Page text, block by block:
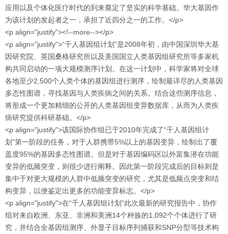
应用以及个体化医疗时代的到来奠定了坚实的科学基础。华大基因作
为该计划的发起者之一，承担了近四分之一的工作。</p>
<p align="justify"><!--more--></p>
<p align="justify">“千人基因组计划”是2008年初，由中国深圳华大基
因研究院、英国桑格研究所以及美国国立人类基因组研究所等多家机
构共同启动的一项大规模测序计划。在这一计划中，科学家将对全球
各地至少2,500个人类个体的基因组进行测序，绘制最详尽的人类基因
多态性图谱，寻找基因与人类疾病之间的关系。结合这些测序信息，
将形成一个更加精细的公开的人类基因组变异数据库，从而为人类疾
病研究提供科研基础。</p>
<p align="justify">该国际协作组已于2010年完成了“千人基因组计
划”第一阶段的任务，对于人群携带5%以上的基因变异，绘制出了覆
盖度95%的基因多态性图谱。但是对于基因编码区以外富集潜在功能
变异的低频突变，则很少进行阐释。因此第一阶段完成后的目标则是
集中于对更大规模的人群中低频突变的研究，尤其是低频点突变和结
构变异，以便鉴定出更多的功能变异标志。</p>
<p align="justify">在“千人基因组计划”此次最新的研究报告中，协作
组对来自欧洲、东亚、非洲和美洲14个种族的1,092个个体进行了研
究，并结合全基因组测序、外显子目标序列捕获和SNP分型等技术构